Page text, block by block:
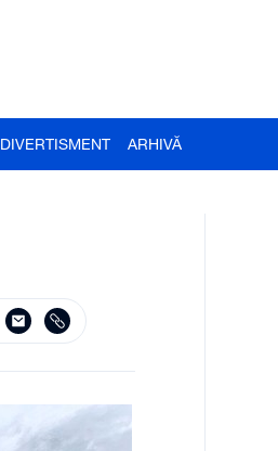
DIVERTISMENT ARHIVĂ